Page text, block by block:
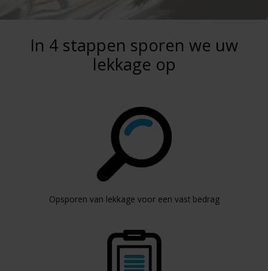
In 4 stappen sporen we uw
lekkage op
Opsporen van lekkage voor een vast bedrag